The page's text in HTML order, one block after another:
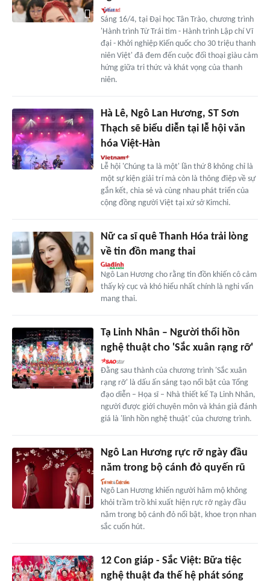
Sáng 16/4, tại Đại học Tân Trào, chương trình
'Hành trình Từ Trái tim - Hành trình Lập chí Vĩ
đại - Khởi nghiệp Kiến quốc cho 30 triệu thanh
niên Việt' đã đem đến cuộc đối thoại giàu cảm
hứng giữa tri thức và khát vọng của thanh
niên.
Hà Lê, Ngô Lan Hương, ST Sơn
Thạch sẽ biểu diễn tại lễ hội văn
hóa Việt-Hàn
Lễ hội 'Chúng ta là một' lần thứ 8 không chỉ là
một sự kiện giải trí mà còn là thông điệp về sự
gắn kết, chia sẻ và cùng nhau phát triển của
cộng đồng người Việt tại xứ sở Kimchi.
Nữ ca sĩ quê Thanh Hóa trải lòng
về tin đồn mang thai
Ngô Lan Hương cho rằng tin đồn khiến cô cảm
thấy kỳ cục và khó hiểu nhất chính là nghi vấn
mang thai.
Tạ Linh Nhân – Người thổi hồn
nghệ thuật cho 'Sắc xuân rạng rỡ'
Đằng sau thành của chương trình 'Sắc xuân
rạng rỡ' là dấu ấn sáng tạo nổi bật của Tổng
đạo diễn – Họa sĩ – Nhà thiết kế Tạ Linh Nhân,
người được giới chuyên môn và khán giả đánh
giá là 'linh hồn nghệ thuật' của chương trình.
Ngô Lan Hương rực rỡ ngày đầu
năm trong bộ cánh đỏ quyến rũ
Ngô Lan Hương khiến người hâm mộ không
khỏi trầm trồ khi xuất hiện rực rỡ ngày đầu
năm trong bộ cánh đỏ nổi bật, khoe trọn nhan
sắc cuốn hút.
12 Con giáp - Sắc Việt: Bữa tiệc
nghệ thuật đa thế hệ phát sóng